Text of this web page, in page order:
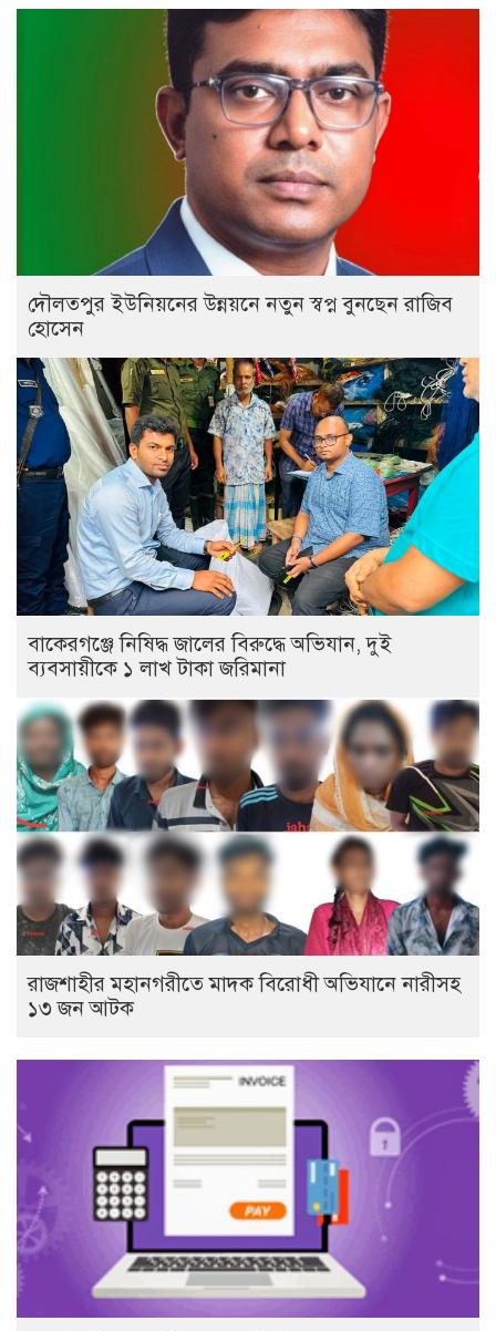
দৌলতপুর ইউনিয়নের উন্নয়নে নতুন স্বপ্ন বুনছেন রাজিব
হোসেন
বাকেরগঞ্জে নিষিদ্ধ জালের বিরুদ্ধে অভিযান, দুই
ব্যবসায়ীকে ১ লাখ টাকা জরিমানা
রাজশাহীর মহানগরীতে মাদক বিরোধী অভিযানে নারীসহ
১৩ জন আটক